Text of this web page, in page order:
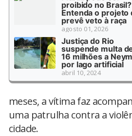
proibido no Brasil?
Entenda o projeto
prevê veto à raça
agosto 01, 2026
Justiça do Rio
suspende multa
16 milhões a
por lago artificial
abril 10, 2024
meses, a vítima faz
uma patrulha contra a
cidade.